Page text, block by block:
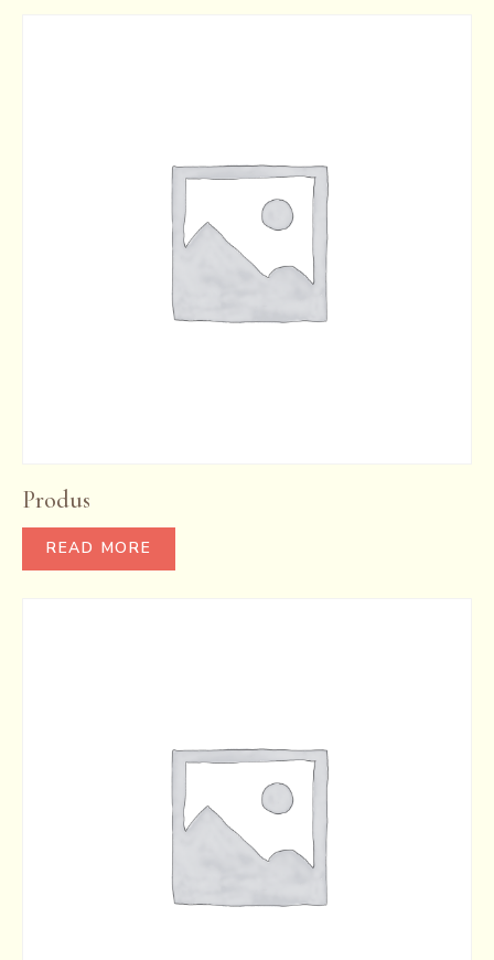
Produs
READ MORE